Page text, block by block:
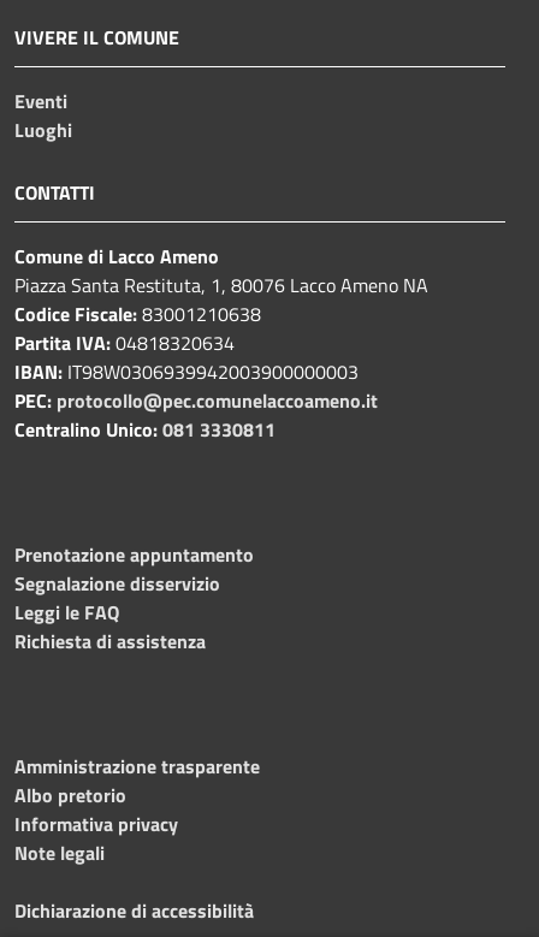
VIVERE IL COMUNE
Eventi
Luoghi
CONTATTI
Comune di Lacco Ameno
Piazza Santa Restituta, 1, 80076 Lacco Ameno NA
Codice Fiscale:83001210638
Partita IVA:04818320634
IBAN: IT98W0306939942003900000003
PEC: protocollo@pec.comunelaccoameno.it
Centralino Unico:081 3330811
Prenotazione appuntamento
Segnalazione disservizio
Leggi le FAQ
Richiesta di assistenza
Amministrazione trasparente
Albo pretorio
Informativa privacy
Note legali
Dichiarazione di accessibilità